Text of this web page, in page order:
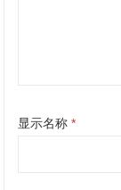
显示名称*